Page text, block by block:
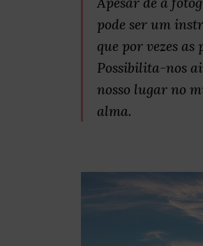
pode ser um
que por vezes
Possibilita-nos
nosso lugar no
alma.